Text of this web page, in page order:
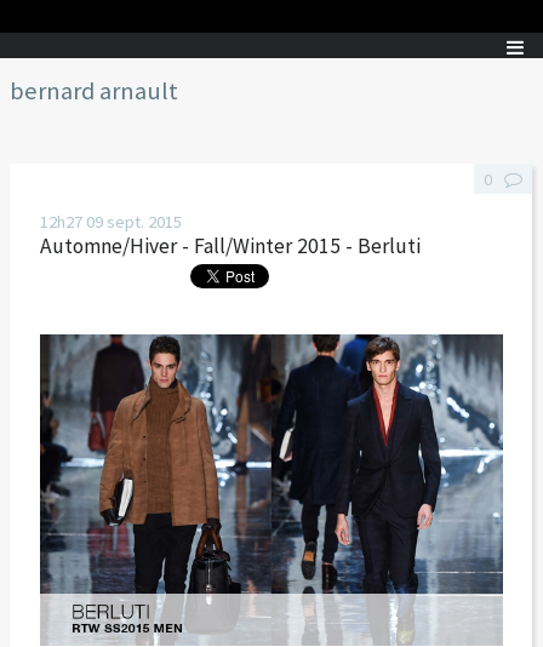
bernard arnault
12h27 09 sept. 2015
Automne/Hiver - Fall/Winter 2015 - Berluti
0